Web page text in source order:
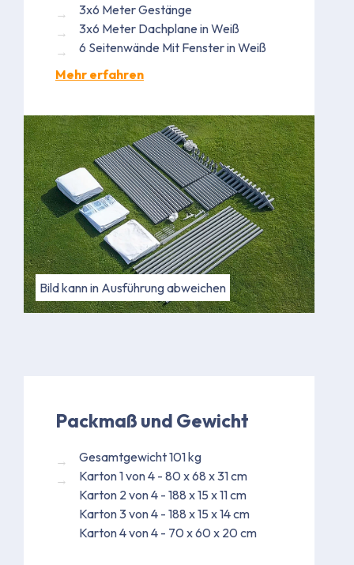
3x6 Meter Gestänge
3x6 Meter Dachplane in Weiß
6 Seitenwände Mit Fenster in Weiß
Mehr erfahren
Bild kann in Ausführung abweichen
Packmaß und Gewicht
Gesamtgewicht 101 kg
Karton 1 von 4 - 80 x 68 x 31 cm
Karton 2 von 4 - 188 x 15 x 11 cm
Karton 3 von 4 - 188 x 15 x 14 cm
Karton 4 von 4 - 70 x 60 x 20 cm